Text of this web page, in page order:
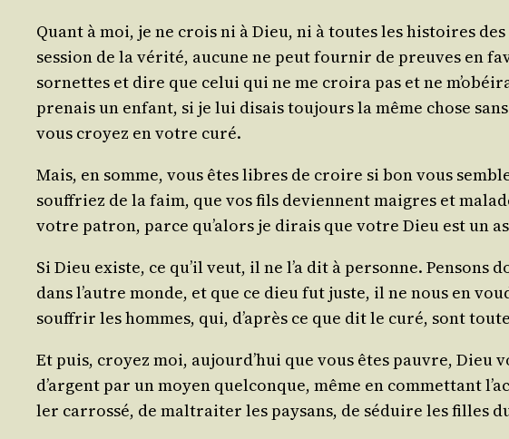
Quant à moi, je ne crois ni à Dieu, ni à toutes les his­toires
ses­sion de la véri­té, aucune ne peut four­nir de preuves en
sor­nettes et dire que celui qui ne me croi­ra pas et ne
pre­nais un enfant, si je lui disais tou­jours la même chose
vous croyez en votre curé.
Mais, en somme, vous êtes libres de croire si bon vous
souf­friez de la faim, que vos fils deviennent maigres et
votre patron, parce qu’a­lors je dirais que votre Dieu est un
Si Dieu existe, ce qu’il veut, il ne l’a dit à per­sonne.
dans l’autre monde, et que ce dieu fut juste, il ne nous en
souf­frir les hommes, qui, d’a­près ce que dit le curé, sont
Et puis, croyez moi, aujourd’­hui que vous êtes pauvre, Dieu
d’argent par un moyen quel­conque, même en com­met­tant
ler car­ros­sé, de mal­trai­ter les pay­sans, de séduire les filles